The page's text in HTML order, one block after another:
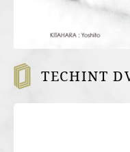
REPERTOIRE レパー
QUARITY OF
会社概要TECHINT